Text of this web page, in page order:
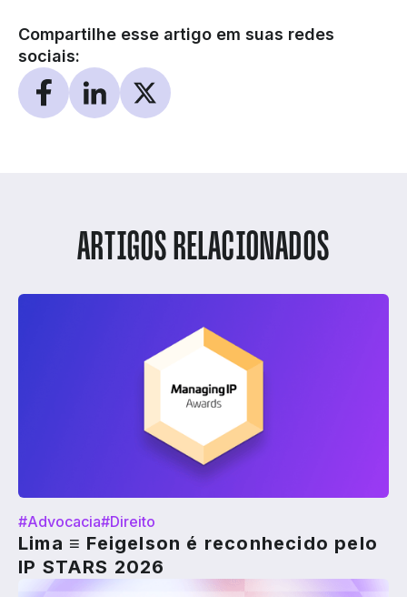
Compartilhe esse artigo em suas redes
sociais:
ARTIGOS RELACIONADOS
#Advocacia#Direito
Lima ≡ Feigelson é reconhecido pelo
IP STARS 2026